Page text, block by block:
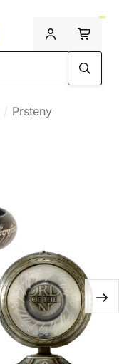
Prsteny